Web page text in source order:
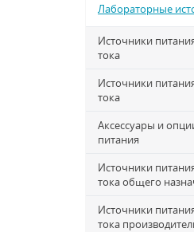
Лабораторные
Источники
тока
Источники
тока
Аксессуары и
питания
Источники
тока общего
Источники
тока